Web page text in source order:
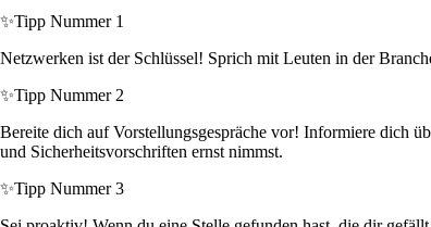
✨Tipp Nummer 1
Netzwerken ist der Schlüssel! Sprich mit Leuten in der
✨Tipp Nummer 2
Bereite dich auf Vorstellungsgespräche vor! Informiere dich
und Sicherheitsvorschriften ernst nimmst.
✨Tipp Nummer 3